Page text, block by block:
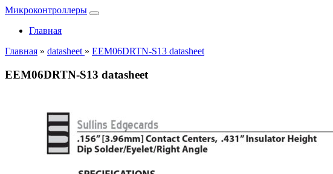
Микроконтроллеры
Главная
Главная » datasheet » EEM06DRTN-S13 datasheet
EEM06DRTN-S13 datasheet